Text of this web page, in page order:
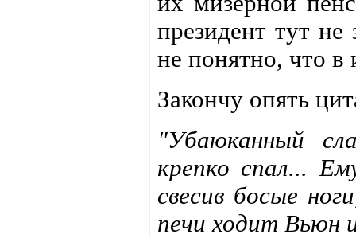
президент тут
не понятно, что в
Закончу опять
"Убаюканный
крепко спал...
свесив босые
печи ходит Вьюн